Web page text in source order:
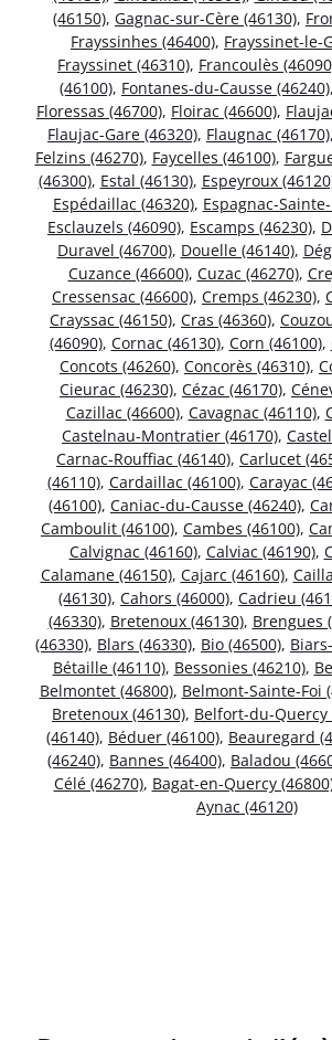
(46150), Gagnac-sur-Cère (46130),
Frayssinhes (46400), Frayssinet-le-
Frayssinet (46310), Francoulès
(46100), Fontanes-du-Causse (46240),
Floressas (46700), Floirac (46600),
Flaujac-Gare (46320), Flaugnac (46170),
Felzins (46270), Faycelles (46100),
(46300), Estal (46130), Espeyroux
Espédaillac (46320), Espagnac-
Esclauzels (46090), Escamps (46230),
Duravel (46700), Douelle (46140),
Cuzance (46600), Cuzac (46270),
Cressensac (46600), Cremps (46230),
Crayssac (46150), Cras (46360),
(46090), Cornac (46130), Corn (46100),
Concots (46260), Concorès (46310),
Cieurac (46230), Cézac (46170),
Cazillac (46600), Cavagnac (46110),
Castelnau-Montratier (46170),
Carnac-Rouffiac (46140), Carlucet
(46110), Cardaillac (46100), Carayac
(46100), Caniac-du-Causse (46240),
Camboulit (46100), Cambes (46100),
Calvignac (46160), Calviac (46190),
Calamane (46150), Cajarc (46160),
(46130), Cahors (46000), Cadrieu
(46330), Bretenoux (46130), Brengues
(46330), Blars (46330), Bio (46500),
Bétaille (46110), Bessonies (46210),
Belmontet (46800), Belmont-Sainte-Foi
Bretenoux (46130), Belfort-du-Quercy
(46140), Béduer (46100), Beauregard
(46240), Bannes (46400), Baladou
Célé (46270), Bagat-en-Quercy
Aynac (46120)